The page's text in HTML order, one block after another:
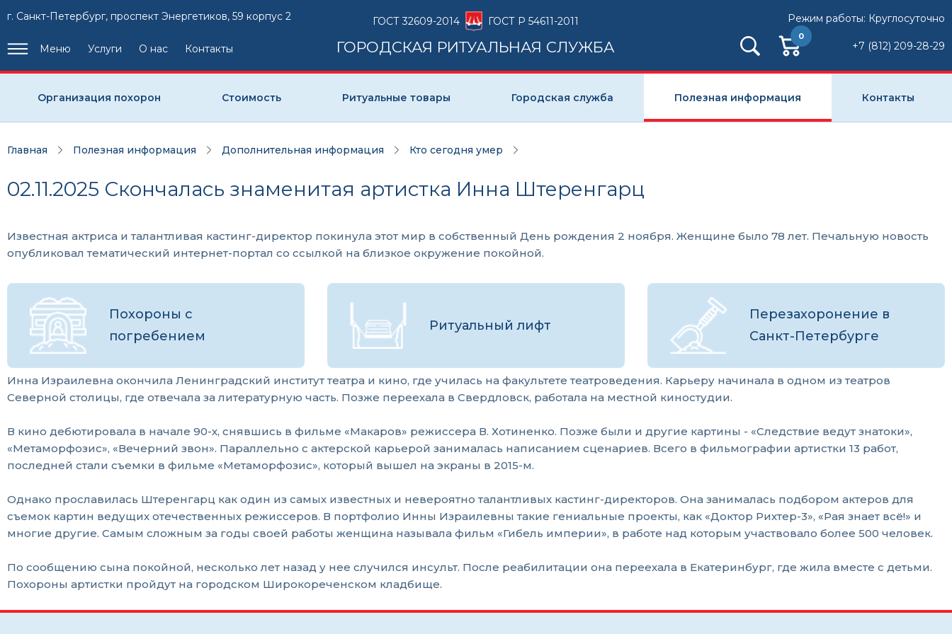
г. Санкт-Петербург, проспект Энергетиков, 59 корпус 2
Меню Услуги О нас Контакты
ГОСТ 32609-2014 ГОСТ Р 54611-2011
ГОРОДСКАЯ РИТУАЛЬНАЯ СЛУЖБА
Режим работы: Круглосуточно
0
+7 (812) 209-28-29
Организация похорон Стоимость Ритуальные товары Городская служба Полезная информация Контакты
Главная Полезная информация Дополнительная информация Кто сегодня умер
02.11.2025 Скончалась знаменитая артистка Инна Штеренгарц
Известная актриса и талантливая кастинг-директор покинула этот мир в собственный День рождения 2 ноября. Женщине было 78 лет. Печальную новость
опубликовал тематический интернет-портал со ссылкой на близкое окружение покойной.
Похороны с
погребением
Ритуальный лифт
Перезахоронение в
Санкт-Петербурге
Инна Израилевна окончила Ленинградский институт театра и кино, где училась на факультете театроведения. Карьеру начинала в одном из театров
Северной столицы, где отвечала за литературную часть. Позже переехала в Свердловск, работала на местной киностудии.
В кино дебютировала в начале 90-х, снявшись в фильме «Макаров» режиссера В. Хотиненко. Позже были и другие картины - «Следствие ведут знатоки»,
«Метаморфозис», «Вечерний звон». Параллельно с актерской карьерой занималась написанием сценариев. Всего в фильмографии артистки 13 работ,
последней стали съемки в фильме «Метаморфозис», который вышел на экраны в 2015-м.
Однако прославилась Штеренгарц как один из самых известных и невероятно талантливых кастинг-директоров. Она занималась подбором актеров для
съемок картин ведущих отечественных режиссеров. В портфолио Инны Израилевны такие гениальные проекты, как «Доктор Рихтер-3», «Рая знает всё!» и
многие другие. Самым сложным за годы своей работы женщина называла фильм «Гибель империи», в работе над которым участвовало более 500 человек.
По сообщению сына покойной, несколько лет назад у нее случился инсульт. После реабилитации она переехала в Екатеринбург, где жила вместе с детьми.
Похороны артистки пройдут на городском Широкореченском кладбище.